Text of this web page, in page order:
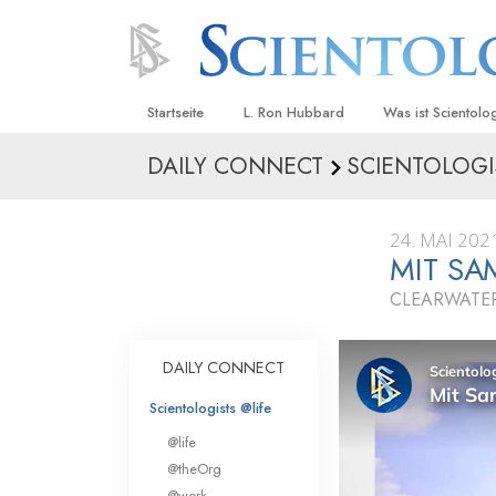
Startseite L. Ron Hubbard Was ist
Anschauungen
Was
sagen
Innerhalb einer
Die
Eine Einführung
DAILY CONNECT
24. MAI 2021
MIT
DAILY CONNECT
Scientologists @life
@life
@theOrg